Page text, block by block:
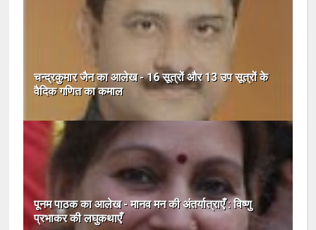
चन्द्रकुमार जैन का आलेख - 16 सूत्रों और 13 उप सूत्रों के
वैदिक गणित का कमाल
पूनम पाठक का आलेख - मानव मन की अंतर्यात्राएँ : विष्णु
प्रभाकर की लघुकथाएँ